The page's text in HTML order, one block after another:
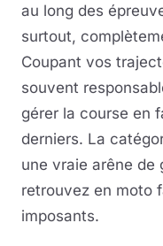
au long des
surtout,
Coupant vos
souvent
gérer la course en
derniers. La
une vraie arêne de
retrouvez en moto
imposants.